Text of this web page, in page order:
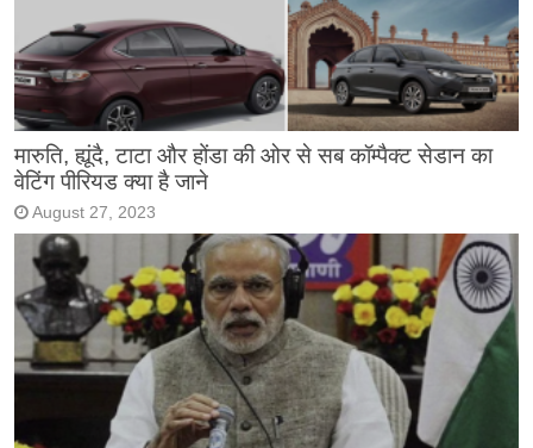
मारुति, ह्यूंदै, टाटा और होंडा की ओर से सब कॉम्पैक्ट सेडान का
वेटिंग पीरियड क्या है जाने
August 27, 2023